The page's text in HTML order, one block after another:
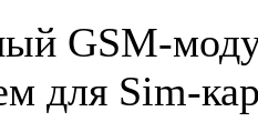
GSM-
для Sim-